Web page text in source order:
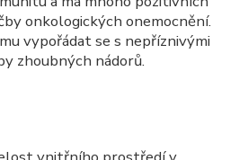
onkologických onemocnění.
vypořádat se s nepříznivými
zhoubných nádorů.